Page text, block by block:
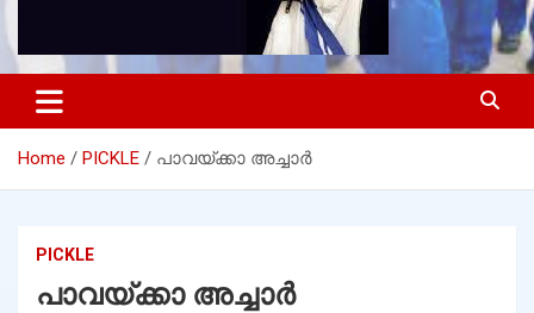
Home PICKLE പാവയ്ക്കാ അച്ചാർ
PICKLE
പാവയ്ക്കാ അച്ചാർ